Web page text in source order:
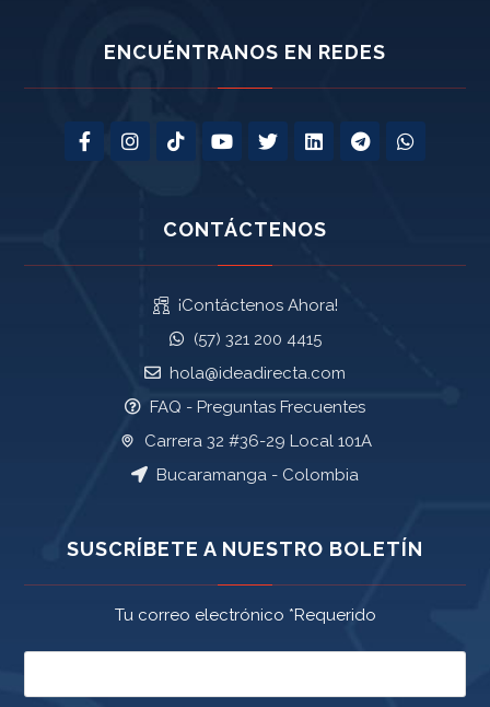
ENCUÉNTRANOS EN REDES
CONTÁCTENOS
¡Contáctenos Ahora!
(57) 321 200 4415
hola@ideadirecta.com
FAQ - Preguntas Frecuentes
Carrera 32 #36-29 Local 101A
Bucaramanga - Colombia
SUSCRÍBETE A NUESTRO BOLETÍN
Tu correo electrónico *Requerido